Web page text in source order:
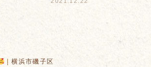
｜横浜市磯子区